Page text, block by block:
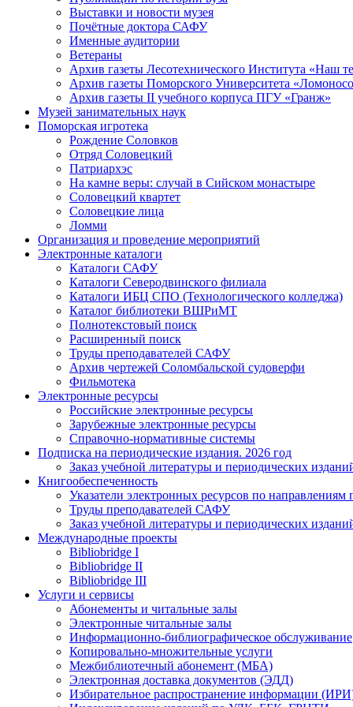
Выставки и новости музея
Почётные доктора САФУ
Именные аудитории
Ветераны
Архив газеты Лесотехнического Института «Наш
Архив газеты Поморского Университета
Архив газеты II учебного корпуса ПГУ «Гранж»
Музей занимательных наук
Поморская игротека
Рождение Соловков
Отряд Соловецкий
Патриархэс
На камне веры: случай в Сийском монастыре
Соловецкий квартет
Соловецкие лица
Ломми
Организация и проведение мероприятий
Электронные каталоги
Каталоги САФУ
Каталоги Северодвинского филиала
Каталоги ИБЦ СПО (Технологического колледжа)
Каталог библиотеки ВШРиМТ
Полнотекстовый поиск
Расширенный поиск
Труды преподавателей САФУ
Архив чертежей Соломбальской судоверфи
Фильмотека
Электронные ресурсы
Российские электронные ресурсы
Зарубежные электронные ресурсы
Справочно-нормативные системы
Подписка на периодические издания. 2026 год
Заказ учебной литературы и периодических
Книгообеспеченность
Указатели электронных ресурсов по направлениям
Труды преподавателей САФУ
Заказ учебной литературы и периодических
Международные проекты
Bibliobridge I
Bibliobridge II
Bibliobridge III
Услуги и сервисы
Абонементы и читальные залы
Электронные читальные залы
Информационно-библиографическое обслуживание
Копировально-множительные услуги
Межбиблиотечный абонемент (МБА)
Электронная доставка документов (ЭДД)
Избирательное распространение информации